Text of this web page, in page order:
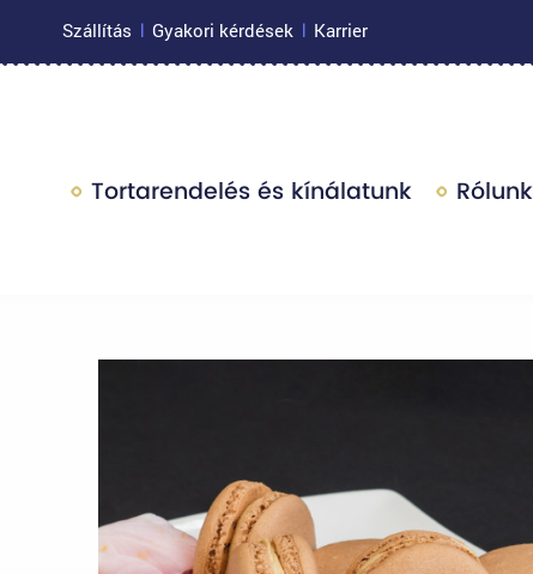
Szállítás | Gyakori kérdések | Karrier
Tortarendelés és kínálatunk Rólunk